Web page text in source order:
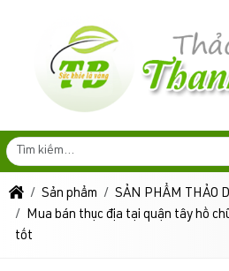
Sản phẩm SẢN PHẨM THẢO
Mua bán thục địa tại quận tây hồ
tốt